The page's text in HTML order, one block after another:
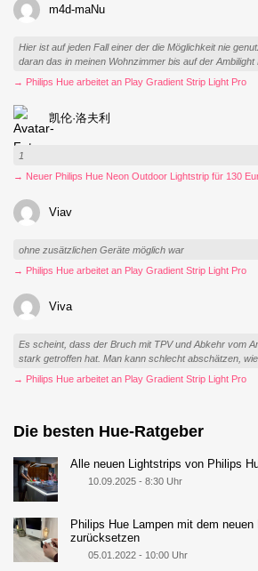
m4d-maNu
Hier ist auf jeden Fall einer der die Möglichkeit nie
daran das in meinen Wohnzimmer bis auf der Ambilight
→ Philips Hue arbeitet an Play Gradient Strip Light Pro
凯伦·洛夫利
1
→ Neuer Philips Hue Neon Outdoor Lightstrip für 130
Viav
ohne zusätzlichen Geräte möglich war
→ Philips Hue arbeitet an Play Gradient Strip Light Pro
Viva
Es scheint, dass der Bruch mit TPV und Abkehr vom
stark getroffen hat. Man kann schlecht abschätzen, wie
→ Philips Hue arbeitet an Play Gradient Strip Light Pro
Die besten Hue-Ratgeber
Alle neuen Lightstrips von Philips
10.09.2025 - 8:30 Uhr
Philips Hue Lampen mit dem
zurücksetzen
05.01.2022 - 10:00 Uhr